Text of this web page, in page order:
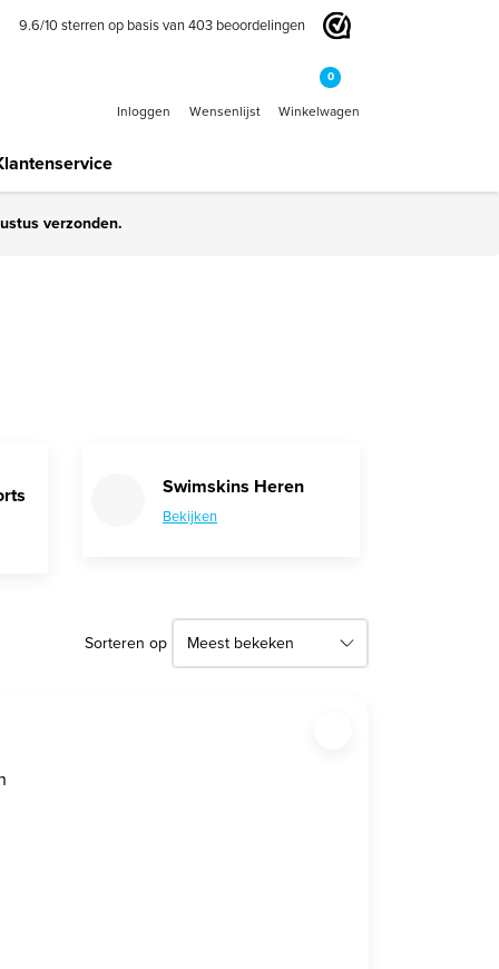
9.6/10sterren op basis van 403 beoordelingen
Inloggen Wensenlijst
0
Winkelwagen
verzonden.
Swimskins Heren
Bekijken
Sorteren op